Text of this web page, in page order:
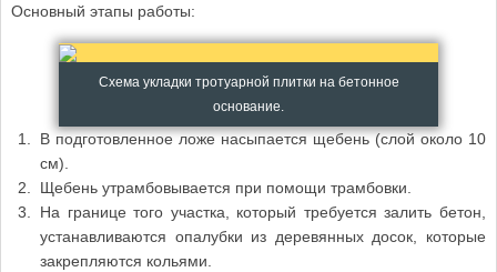
Основный этапы работы:
Схема укладки тротуарной плитки на бетонное
основание.
В подготовленное ложе насыпается щебень (слой около 10
см).
Щебень утрамбовывается при помощи трамбовки.
На границе того участка, который требуется залить бетон,
устанавливаются опалубки из деревянных досок, которые
закрепляются кольями.